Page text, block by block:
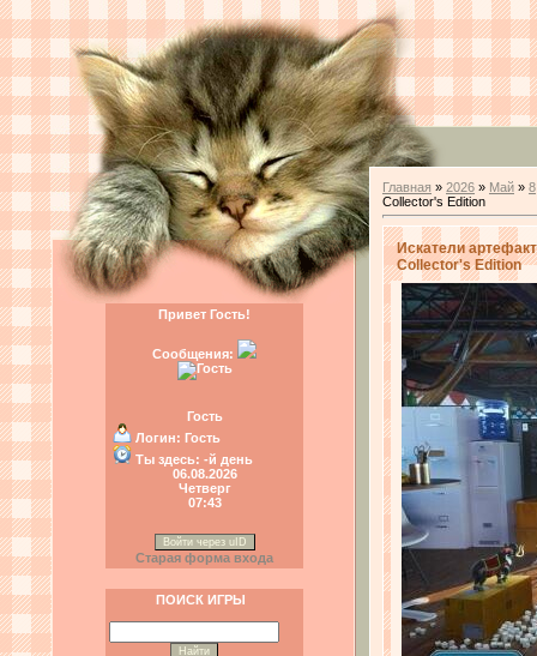
Привет Гость!
Сообщения:
Гость
Логин: Гость
Ты здесь: -й день
06.08.2026
Четверг
07:43
Войти через uID
Старая форма входа
ПОИСК ИГРЫ
Главная » 2026 » Май » 8
Collector's Edition
Искатели
Collector's Edition